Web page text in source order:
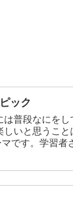
ック
です。学習者